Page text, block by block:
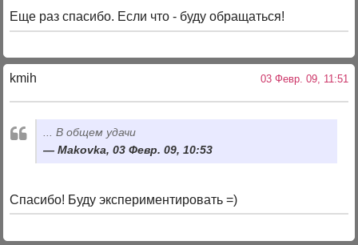
Еще раз спасибо. Если что - буду обращаться!
kmih 03 Февр. 09, 11:51
... В общем удачи
Makovka, 03 Февр. 09, 10:53
Спасибо! Буду экспериментировать =)